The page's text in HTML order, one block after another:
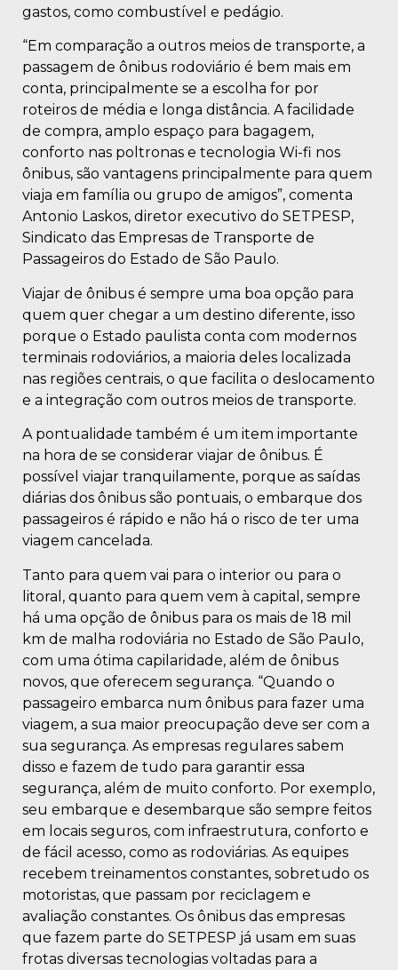
gastos, como combustível e pedágio.
“Em comparação a outros meios de transporte, a
passagem de ônibus rodoviário é bem mais em
conta, principalmente se a escolha for por
roteiros de média e longa distância. A facilidade
de compra, amplo espaço para bagagem,
conforto nas poltronas e tecnologia Wi-fi nos
ônibus, são vantagens principalmente para quem
viaja em família ou grupo de amigos”, comenta
Antonio Laskos, diretor executivo do SETPESP,
Sindicato das Empresas de Transporte de
Passageiros do Estado de São Paulo.
Viajar de ônibus é sempre uma boa opção para
quem quer chegar a um destino diferente, isso
porque o Estado paulista conta com modernos
terminais rodoviários, a maioria deles localizada
nas regiões centrais, o que facilita o deslocamento
e a integração com outros meios de transporte.
A pontualidade também é um item importante
na hora de se considerar viajar de ônibus. É
possível viajar tranquilamente, porque as saídas
diárias dos ônibus são pontuais, o embarque dos
passageiros é rápido e não há o risco de ter uma
viagem cancelada.
Tanto para quem vai para o interior ou para o
litoral, quanto para quem vem à capital, sempre
há uma opção de ônibus para os mais de 18 mil
km de malha rodoviária no Estado de São Paulo,
com uma ótima capilaridade, além de ônibus
novos, que oferecem segurança. “Quando o
passageiro embarca num ônibus para fazer uma
viagem, a sua maior preocupação deve ser com a
sua segurança. As empresas regulares sabem
disso e fazem de tudo para garantir essa
segurança, além de muito conforto. Por exemplo,
seu embarque e desembarque são sempre feitos
em locais seguros, com infraestrutura, conforto e
de fácil acesso, como as rodoviárias. As equipes
recebem treinamentos constantes, sobretudo os
motoristas, que passam por reciclagem e
avaliação constantes. Os ônibus das empresas
que fazem parte do SETPESP já usam em suas
frotas diversas tecnologias voltadas para a